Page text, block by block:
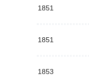
1851
1851
1853